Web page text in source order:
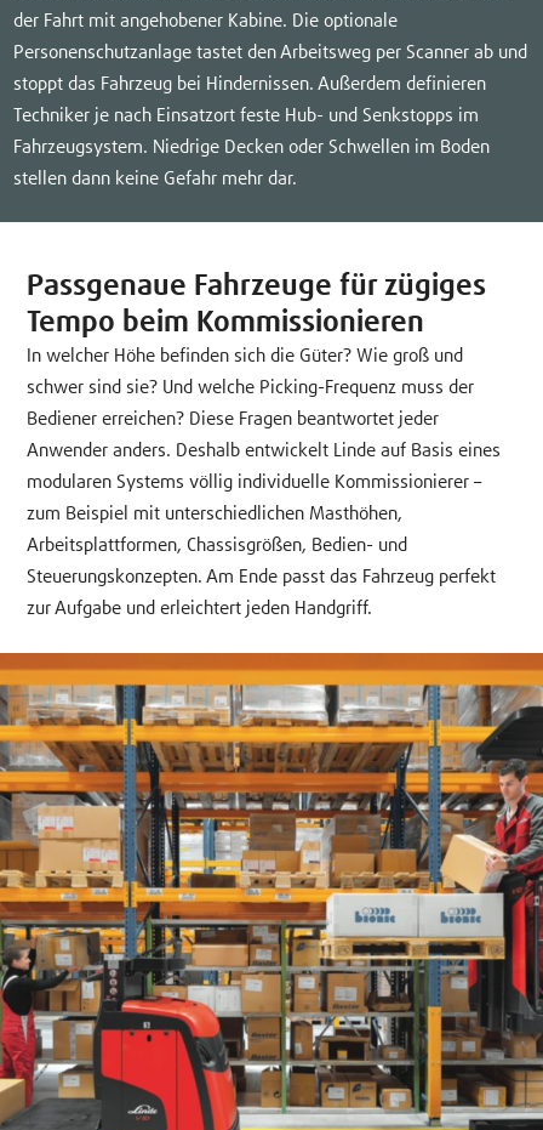
der Fahrt mit angehobener Kabine. Die optionale
Personenschutzanlage tastet den Arbeitsweg per Scanner ab und
stoppt das Fahrzeug bei Hindernissen. Außerdem definieren
Techniker je nach Einsatzort feste Hub- und Senkstopps im
Fahrzeugsystem. Niedrige Decken oder Schwellen im Boden
stellen dann keine Gefahr mehr dar.
Passgenaue Fahrzeuge für zügiges
Tempo beim Kommissionieren
In welcher Höhe befinden sich die Güter? Wie groß und
schwer sind sie? Und welche Picking-Frequenz muss der
Bediener erreichen? Diese Fragen beantwortet jeder
Anwender anders. Deshalb entwickelt Linde auf Basis eines
modularen Systems völlig individuelle Kommissionierer –
zum Beispiel mit unterschiedlichen Masthöhen,
Arbeitsplattformen, Chassisgrößen, Bedien- und
Steuerungskonzepten. Am Ende passt das Fahrzeug perfekt
zur Aufgabe und erleichtert jeden Handgriff.